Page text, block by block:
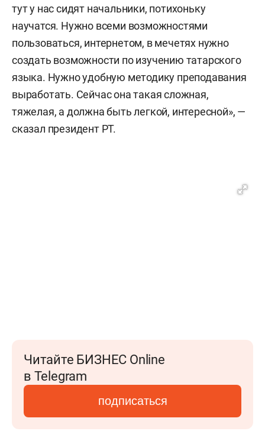
тут у нас сидят начальники, потихоньку
научатся. Нужно всеми возможностями
пользоваться, интернетом, в мечетях нужно
создать возможности по изучению татарского
языка. Нужно удобную методику преподавания
выработать. Сейчас она такая сложная,
тяжелая, а должна быть легкой, интересной», —
сказал президент РТ.
Читайте БИЗНЕС Online
в Telegram
подписаться